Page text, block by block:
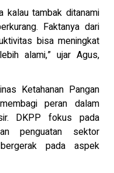
kalau tambak ditanami
Faktanya dari
bisa meningkat
alami,” ujar Agus,
Ketahanan Pangan
peran dalam
DKPP fokus pada
penguatan sektor
pada aspek